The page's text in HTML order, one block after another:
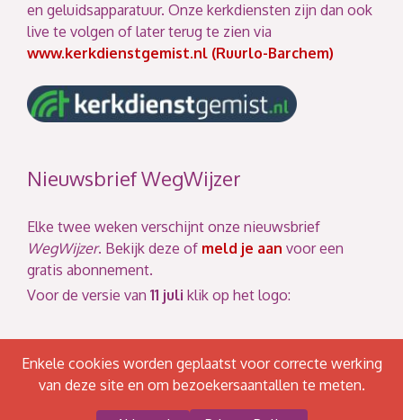
en geluidsapparatuur. Onze kerkdiensten zijn dan ook
live te volgen of later terug te zien via
www.kerkdienstgemist.nl (Ruurlo-Barchem)
Nieuwsbrief WegWijzer
Elke twee weken verschijnt onze nieuwsbrief
WegWijzer. Bekijk deze of meld je aan voor een
gratis abonnement.
Voor de versie van 11 juli klik op het logo:
Enkele cookies worden geplaatst voor correcte werking
van deze site en om bezoekersaantallen te meten.